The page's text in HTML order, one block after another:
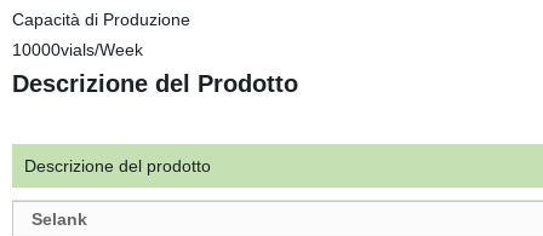
Capacità di Produzione
10000vials/Week
Descrizione del Prodotto
Descrizione del prodotto
Selank